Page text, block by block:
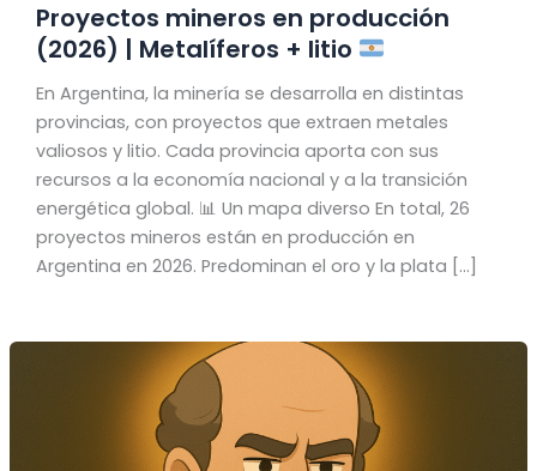
Proyectos mineros en producción
(2026) | Metalíferos + litio
En Argentina, la minería se desarrolla en distintas
provincias, con proyectos que extraen metales
valiosos y litio. Cada provincia aporta con sus
recursos a la economía nacional y a la transición
energética global. 📊 Un mapa diverso En total, 26
proyectos mineros están en producción en
Argentina en 2026. Predominan el oro y la plata […]